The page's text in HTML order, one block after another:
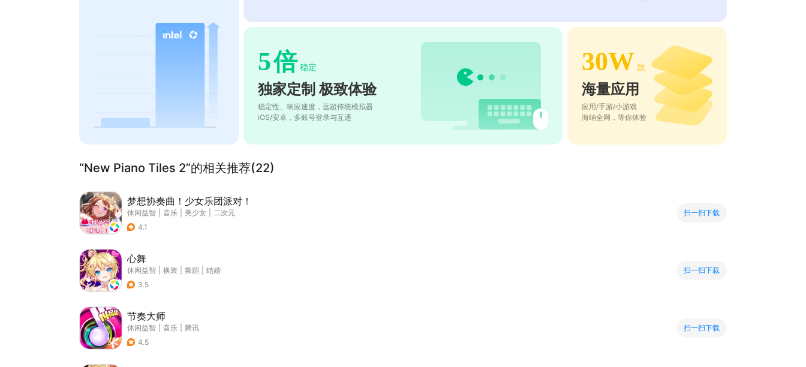
5倍 稳定
独家定制 极致体验
稳定性、响应速度，远超传统模拟器
iOS/安卓，多账号登录与互通
30W 款
海量应用
应用/手游/小游戏
海纳全网，等你体验
“New Piano Tiles 2”的相关推荐(22)
梦想协奏曲！少女乐团派对！
休闲益智 音乐 美少女
二次元
4.1
扫一扫下载
心舞
休闲益智 换装 舞蹈
结婚
3.5
扫一扫下载
节奏大师
休闲益智 音乐
腾讯
4.5
扫一扫下载